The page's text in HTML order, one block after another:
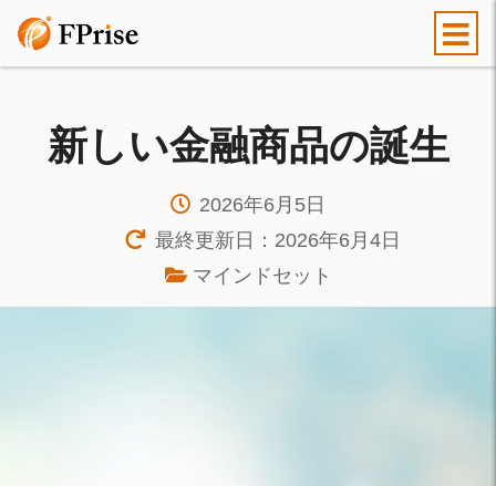
新しい金融商品の誕生
2026年6月5日
最終更新日：2026年6月4日
マインドセット